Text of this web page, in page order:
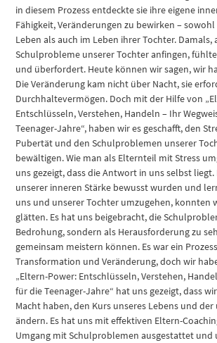
in diesem Prozess entdeckte sie ihre eigene
Fähigkeit, Veränderungen zu bewirken –
Leben als auch im Leben ihrer Tochter. Damals,
Schulprobleme unserer Tochter anfingen,
und überfordert. Heute können wir sagen, wir
Die Veränderung kam nicht über Nacht, sie
Durchhaltevermögen. Doch mit der Hilfe von
Entschlüsseln, Verstehen, Handeln – Ihr
Teenager-Jahre“, haben wir es geschafft, den
Pubertät und den Schulproblemen unserer
bewältigen. Wie man als Elternteil mit Stress
uns gezeigt, dass die Antwort in uns selbst
unserer inneren Stärke bewusst wurden und
uns und unserer Tochter umzugehen, konnten
glätten. Es hat uns beigebracht, die
Bedrohung, sondern als Herausforderung zu
gemeinsam meistern können. Es war ein
Transformation und Veränderung, doch wir
„Eltern-Power: Entschlüsseln, Verstehen,
für die Teenager-Jahre“ hat uns gezeigt, dass
Macht haben, den Kurs unseres Lebens und
ändern. Es hat uns mit effektiven Eltern-
Umgang mit Schulproblemen ausgestattet und